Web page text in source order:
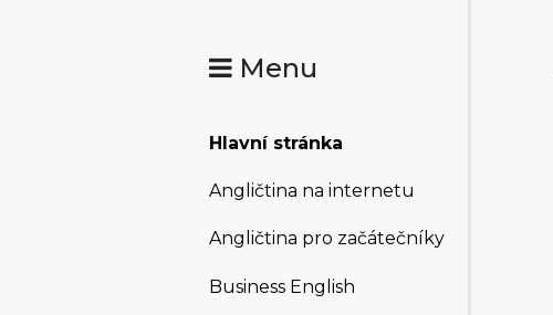
Menu
Hlavní stránka
Angličtina na internetu
Angličtina pro začátečníky
Business English